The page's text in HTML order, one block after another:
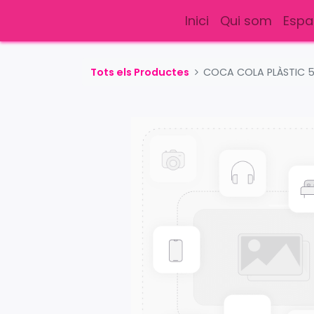
Inici Qui som
Tots els Productes COCA COLA PLÀSTIC